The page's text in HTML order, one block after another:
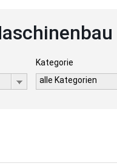
Kategorie
alle Kategorien